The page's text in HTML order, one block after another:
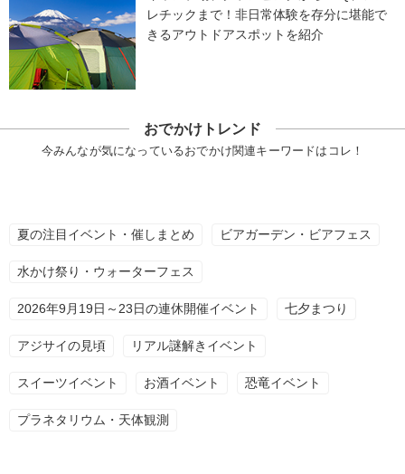
レチックまで！非日常体験を存分に堪能で
きるアウトドアスポットを紹介
おでかけトレンド
今みんなが気になっているおでかけ関連キーワードはコレ！
夏の注目イベント・催しまとめ ビアガーデン・ビアフェス
水かけ祭り・ウォーターフェス
2026年9月19日～23日の連休開催イベント 七夕まつり
アジサイの見頃 リアル謎解きイベント
スイーツイベント お酒イベント 恐竜イベント
プラネタリウム・天体観測